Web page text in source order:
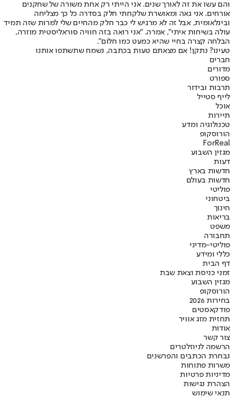
והם עשו את זה לאורך שנים. אני הייתי רק אחת משורה של שחקנים
אורחים. אני גאה ומאושרת שלקחתי חלק בסדרה כל כך מצליחה
ובינלאומית, אבל זה לא מרגיש לי כבר חלק מהחיים שלי למרות שזה תמיד
עולה בשיחות איתי", אמרה. "אני רואה בזה חוויה סוראליסטית מוזרה,
הבלחה קצרה בחיי שהיא כמעט כמו חלום".
טעינו? נתקן! אם מצאתם טעות בכתבה, נשמח שתשתפו אותנו
חברים
מדורים
ספורט
תרבות ובידור
לייף סטייל
אוכל
תיירות
טכנולוגיה ומדע
הורוסקופ
ForReal
מגזין השבוע
דעות
חדשות בארץ
חדשות בעולם
פוליטי
ביטחוני
חינוך
בריאות
משפט
תחבורה
פוליטי-מדיני
כללי ומידע
דף הבית
זמני כניסת וצאת שבת
מגזין השבוע
הורוסקופ
בחירות 2026
פודקאסטים
תחזית מזג אוויר
אודות
צור קשר
הרשמה לניוזלטרים
נבחרת הכתבים והפרשנים
משרות פתוחות
מדיניות פרטיות
הצהרת נגישות
תנאי שימוש